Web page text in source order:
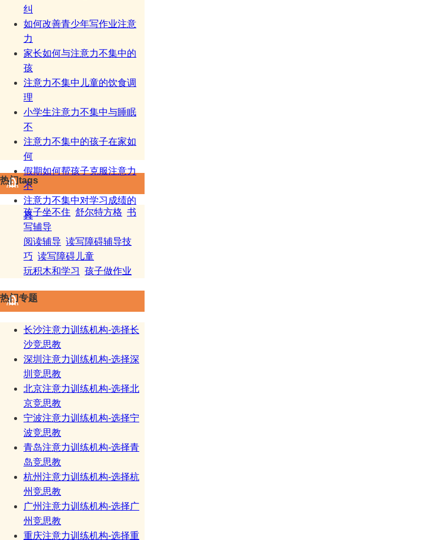
纠
如何改善青少年写作业注意
力
家长如何与注意力不集中的
孩
注意力不集中儿童的饮食调
理
小学生注意力不集中与睡眠
不
注意力不集中的孩子在家如
何
假期如何帮孩子克服注意力
不
注意力不集中对学习成绩的
真
热门tags
孩子坐不住 舒尔特方格 书
写辅导
阅读辅导 读写障碍辅导技
巧 读写障碍儿童
玩积木和学习 孩子做作业
热门专题
长沙注意力训练机构-选择长
沙竞思教
深圳注意力训练机构-选择深
圳竞思教
北京注意力训练机构-选择北
京竞思教
宁波注意力训练机构-选择宁
波竞思教
青岛注意力训练机构-选择青
岛竞思教
杭州注意力训练机构-选择杭
州竞思教
广州注意力训练机构-选择广
州竞思教
重庆注意力训练机构-选择重